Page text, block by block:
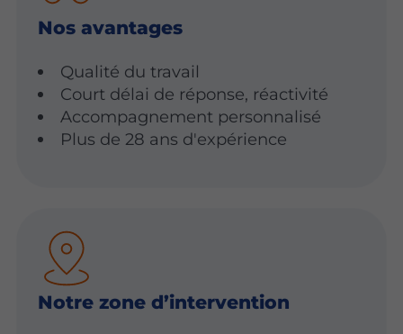
Nos avantages
Qualité du travail
Court délai de réponse, réactivité
Accompagnement personnalisé
Plus de 28 ans d'expérience
Notre zone d’intervention